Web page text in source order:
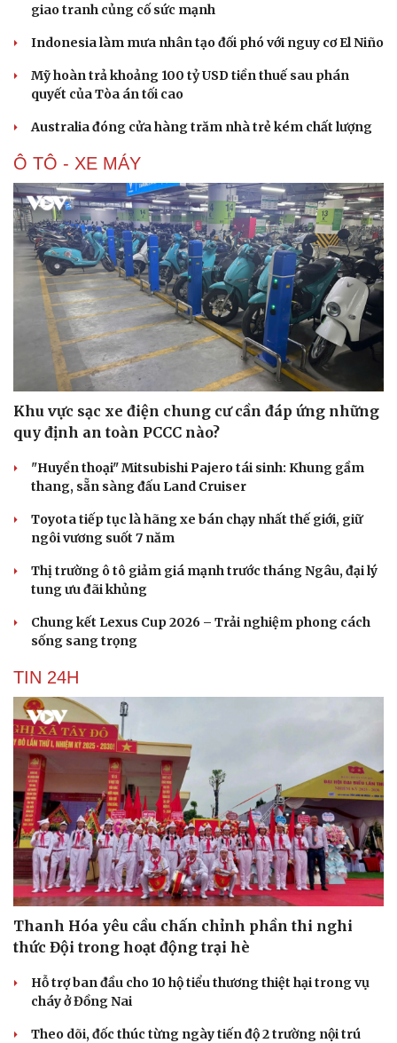
Cải chính
giao tranh củng cố sức mạnh
Indonesia làm mưa nhân tạo đối phó với nguy cơ El Niño
Mỹ hoàn trả khoảng 100 tỷ USD tiền thuế sau phán
quyết của Tòa án tối cao
Australia đóng cửa hàng trăm nhà trẻ kém chất lượng
Ô TÔ - XE MÁY
Khu vực sạc xe điện chung cư cần đáp ứng những
quy định an toàn PCCC nào?
"Huyền thoại" Mitsubishi Pajero tái sinh: Khung gầm
thang, sẵn sàng đấu Land Cruiser
Toyota tiếp tục là hãng xe bán chạy nhất thế giới, giữ
ngôi vương suốt 7 năm
Thị trường ô tô giảm giá mạnh trước tháng Ngâu, đại lý
tung ưu đãi khủng
Chung kết Lexus Cup 2026 – Trải nghiệm phong cách
sống sang trọng
TIN 24H
Thanh Hóa yêu cầu chấn chỉnh phần thi nghi
thức Đội trong hoạt động trại hè
Hỗ trợ ban đầu cho 10 hộ tiểu thương thiệt hại trong vụ
cháy ở Đồng Nai
Theo dõi, đốc thúc từng ngày tiến độ 2 trường nội trú